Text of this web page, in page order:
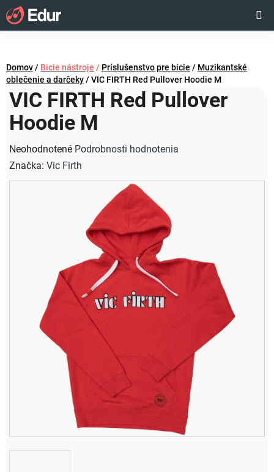
Prejsť
na
obsah
KOŠÍK
Domov/ Bicie nástroje / Príslušenstvo pre bicie / Muzikantské
oblečenie a darčeky/ VIC FIRTH Red Pullover Hoodie M
VIC FIRTH Red Pullover
Hoodie M
Priemerné
hodnotenie
produktu
Neohodnotené Podrobnosti hodnotenia
Značka: Vic Firth